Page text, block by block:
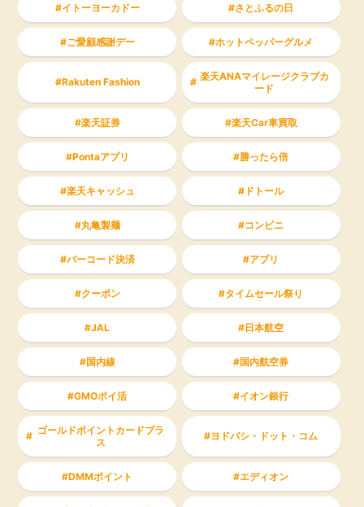
イトーヨーカドー さとふるの日
ご愛顧感謝デー ホットペッパーグルメ
Rakuten Fashion
楽天ANAマイレージクラブカ
ード
楽天証券 楽天Car車買取
Pontaアプリ 勝ったら倍
楽天キャッシュ ドトール
丸亀製麺 コンビニ
バーコード決済 アプリ
クーポン タイムセール祭り
JAL 日本航空
国内線 国内航空券
GMOポイ活 イオン銀行
ゴールドポイントカードプラ
ス
ヨドバシ・ドット・コム
DMMポイント エディオン